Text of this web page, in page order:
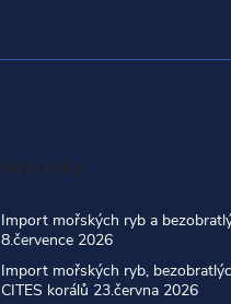
Import mořských ryb a
8.července 2026
Import mořských ryb,
CITES korálů 23.června 2026